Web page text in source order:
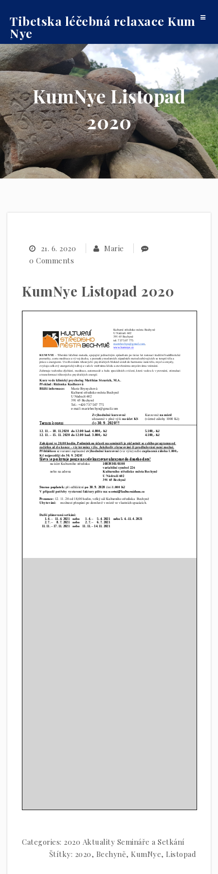
Tibetska léčebná relaxace Kum
Nye
Toggle
KumNye Listopad
2020
21. 6. 2020
Marie
0 Comments
KumNye Listopad 2020
Categories: 2020 Aktuality Semináře a Setkání
Štítky: 2020, Bechyně, KumNye, Listopad